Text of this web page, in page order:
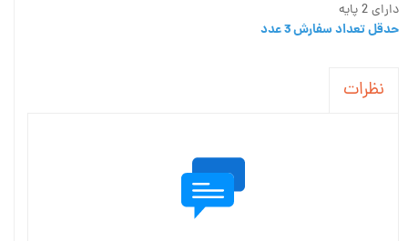
دارای 2 پایه
حدقل تعداد سفارش 3 عدد
نظرات